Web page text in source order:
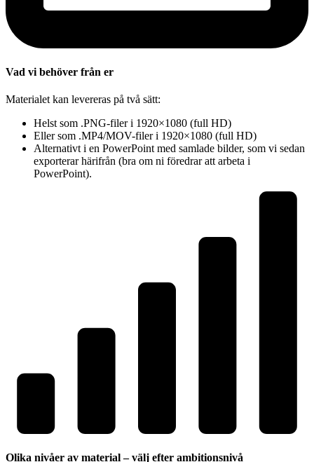
Vad vi behöver från er
Materialet kan levereras på två sätt:
Helst som .PNG-filer i 1920×1080 (full HD)
Eller som .MP4/MOV-filer i 1920×1080 (full HD)
Alternativt i en PowerPoint med samlade bilder, som vi sedan
exporterar härifrån (bra om ni föredrar att arbeta i
PowerPoint).
Olika nivåer av material – välj efter ambitionsnivå